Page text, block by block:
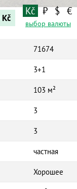
Kč
Kč ₽ $ €
выбор валюты
71674
3+1
103 м²
3
3
частная
Хорошее